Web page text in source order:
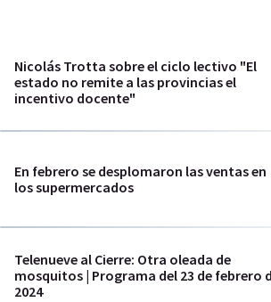
Nicolás Trotta sobre el ciclo lectivo "El
estado no remite a las provincias el
incentivo docente"
En febrero se desplomaron las ventas en
los supermercados
Telenueve al Cierre: Otra oleada de
mosquitos | Programa del 23 de febrero
2024